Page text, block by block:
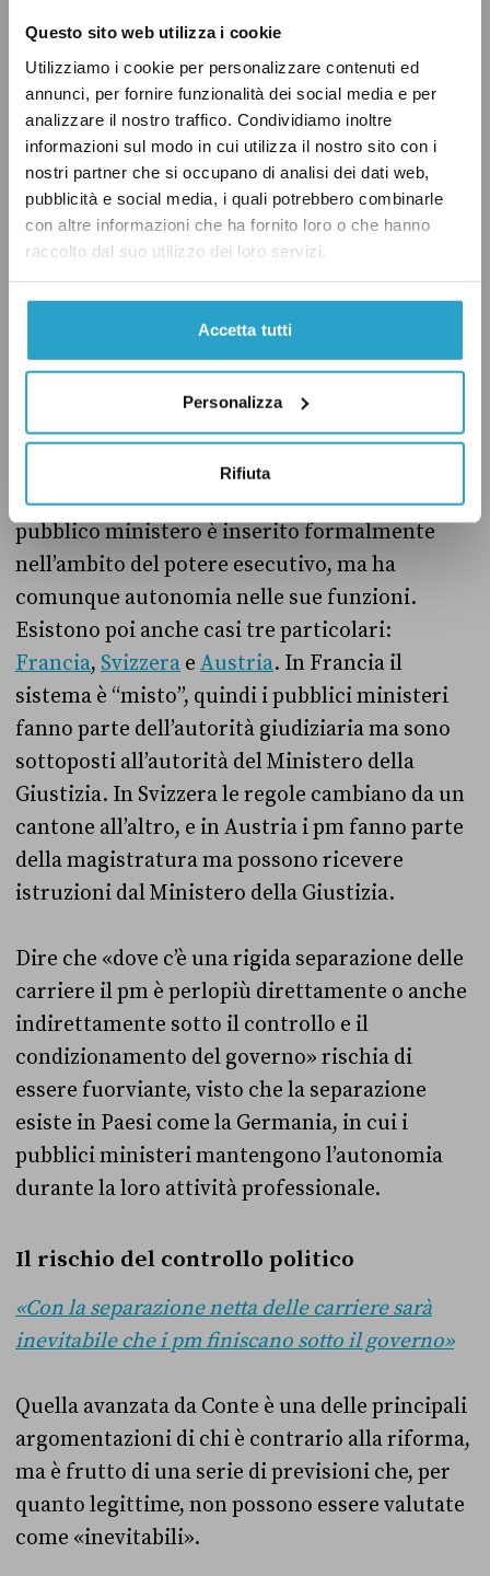
Questo sito web utilizza i cookie
Utilizziamo i cookie per personalizzare contenuti ed
annunci, per fornire funzionalità dei social media e per
analizzare il nostro traffico. Condividiamo inoltre
informazioni sul modo in cui utilizza il nostro sito con i
nostri partner che si occupano di analisi dei dati web,
pubblicità e social media, i quali potrebbero combinarle
con altre informazioni che ha fornito loro o che hanno
raccolto dal suo utilizzo dei loro servizi.
Accetta tutti
Personalizza
Rifiuta
gruppi: quelli in cui il pm ha una posizione
indipendente e quindi opera come autorità
autonoma, e quelli in cui fa parte del potere
giudiziario, pur agendo con ampi margini di
indipendenza nelle indagini. Secondo i dati
della Commissione per l’efficienza della
giustizia del Consiglio d’Europa (CEPEJ),
europeo, diciannove Paesi – quasi tutti
nell’Europa orientale –rientrano
categoria, mentre diciotto fanno parte della
seconda: tra questici sonol’Italia, la Spagna, il
Belgio, i Paesi Bassi e la Grecia.
Innove Paesi, tra cui Germania e Polonia, il
pubblico ministero è inserito formalmente
nell’ambito del potere esecutivo, ma ha
comunque autonomia nelle sue funzioni.
Esistono poi anche casi tre particolari:
Francia, Svizzera e Austria. In Francia il
sistema è “misto”, quindi i pubblici ministeri
fanno parte dell’autorità giudiziaria ma sono
sottoposti all’autorità del Ministero della
Giustizia. In Svizzera le regole cambiano da un
cantone all’altro, e in Austria i pm fanno parte
della magistratura ma possono ricevere
istruzioni dal Ministero della Giustizia.
Dire che «dove c’è una rigida separazione delle
carriere il pm è perlopiù direttamente o anche
indirettamente sotto il controllo e il
condizionamento del governo» rischia di
essere fuorviante, visto che la separazione
esiste in Paesi come la Germania, in cui i
pubblici ministeri mantengono l’autonomia
durante la loro attività professionale.
Il rischio del controllo politico
«Con la separazione netta delle carriere sarà
inevitabile che i pm finiscano sotto il governo»
Quella avanzata da Conte è una delle principali
argomentazioni di chi è contrario alla riforma,
ma è frutto di una serie di previsioni che, per
quanto legittime, non possono essere valutate
come «inevitabili».